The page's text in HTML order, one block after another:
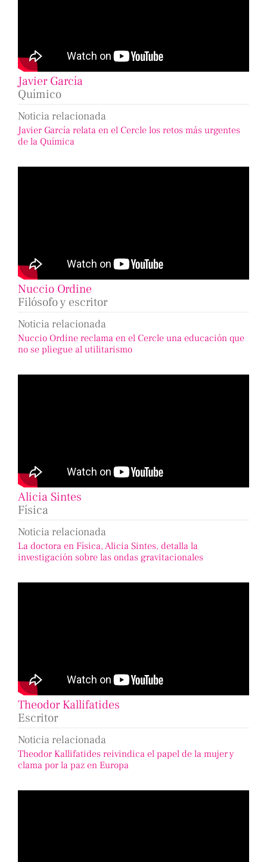
Javier García
Químico
Noticia relacionada
Javier García relata en el Cercle los retos más urgentes
de la Química
Nuccio Ordine
Filósofo y escritor
Noticia relacionada
Nuccio Ordine reclama en el Cercle una educación que
no se pliegue al utilitarismo
Alicia Sintes
Física
Noticia relacionada
La doctora en Física, Alicia Sintes, detalla la
investigación sobre las ondas gravitacionales
Theodor Kallifatides
Escritor
Noticia relacionada
Theodor Kallifatides reivindica el papel de la mujer y
clama por la paz en Europa